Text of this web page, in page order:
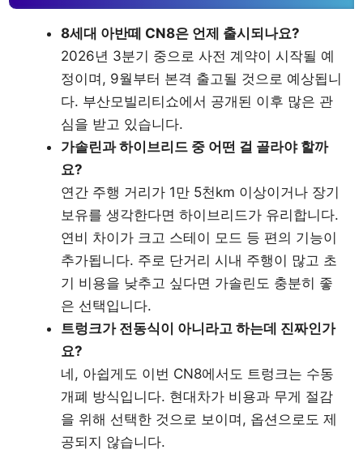
8세대 아반떼 CN8은 언제 출시되나요?
2026년 3분기 중으로 사전 계약이 시작될 예
정이며, 9월부터 본격 출고될 것으로 예상됩니
다. 부산모빌리티쇼에서 공개된 이후 많은 관
심을 받고 있습니다.
가솔린과 하이브리드 중 어떤 걸 골라야 할까
요?
연간 주행 거리가 1만 5천km 이상이거나 장기
보유를 생각한다면 하이브리드가 유리합니다.
연비 차이가 크고 스테이 모드 등 편의 기능이
추가됩니다. 주로 단거리 시내 주행이 많고 초
기 비용을 낮추고 싶다면 가솔린도 충분히 좋
은 선택입니다.
트렁크가 전동식이 아니라고 하는데 진짜인가
요?
네, 아쉽게도 이번 CN8에서도 트렁크는 수동
개폐 방식입니다. 현대차가 비용과 무게 절감
을 위해 선택한 것으로 보이며, 옵션으로도 제
공되지 않습니다.